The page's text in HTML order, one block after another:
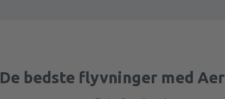
De bedste flyvninger med